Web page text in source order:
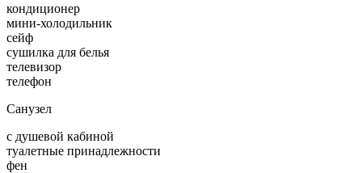
кондиционер
мини-холодильник
сейф
сушилка для белья
телевизор
телефон
Санузел
с душевой кабиной
туалетные принадлежности
фен